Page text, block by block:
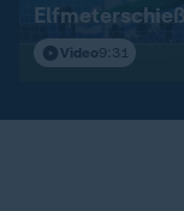
Video9:31